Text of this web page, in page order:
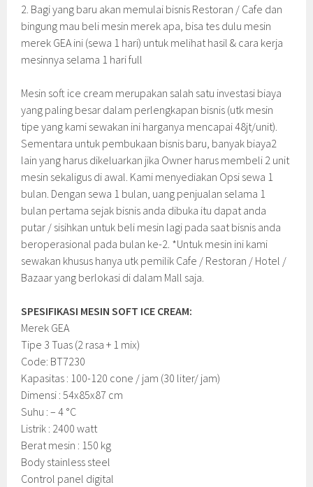
2. Bagi yang baru akan memulai bisnis Restoran / Cafe dan
bingung mau beli mesin merek apa, bisa tes dulu mesin
merek GEA ini (sewa 1 hari) untuk melihat hasil & cara kerja
mesinnya selama 1 hari full
Mesin soft ice cream merupakan salah satu investasi biaya
yang paling besar dalam perlengkapan bisnis (utk mesin
tipe yang kami sewakan ini harganya mencapai 48jt/unit).
Sementara untuk pembukaan bisnis baru, banyak biaya2
lain yang harus dikeluarkan jika Owner harus membeli 2 unit
mesin sekaligus di awal. Kami menyediakan Opsi sewa 1
bulan. Dengan sewa 1 bulan, uang penjualan selama 1
bulan pertama sejak bisnis anda dibuka itu dapat anda
putar / sisihkan untuk beli mesin lagi pada saat bisnis anda
beroperasional pada bulan ke-2. *Untuk mesin ini kami
sewakan khusus hanya utk pemilik Cafe / Restoran / Hotel /
Bazaar yang berlokasi di dalam Mall saja.
SPESIFIKASI MESIN SOFT ICE CREAM:
Merek GEA
Tipe 3 Tuas (2 rasa + 1 mix)
Code: BT7230
Kapasitas : 100-120 cone / jam (30 liter/ jam)
Dimensi : 54x85x87 cm
Suhu : – 4 °C
Listrik : 2400 watt
Berat mesin : 150 kg
Body stainless steel
Control panel digital